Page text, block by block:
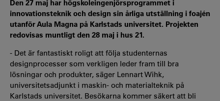
Den 27 maj har högskoleingenjörsprogrammet i
innovationsteknik och design sin årliga utställning i foajén
utanför Aula Magna på Karlstads universitet. Projekten
redovisas muntligt den 28 maj i hus 21.
- Det är fantastiskt roligt att följa studenternas
designprocesser som verkligen leder fram till bra
lösningar och produkter, säger Lennart Wihk,
universitetsadjunkt i maskin- och materialteknik på
Karlstads universitet. Besökarna kommer säkert att bli